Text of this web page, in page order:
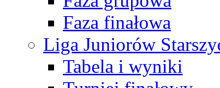
Faza finałowa
Liga Juniorów
Tabela i wyniki